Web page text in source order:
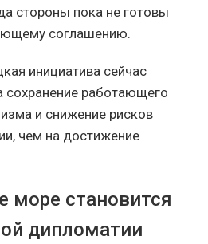
стороны пока не готовы
соглашению.
инициатива сейчас
сохранение работающего
и снижение рисков
чем на достижение
море становится
дипломатии